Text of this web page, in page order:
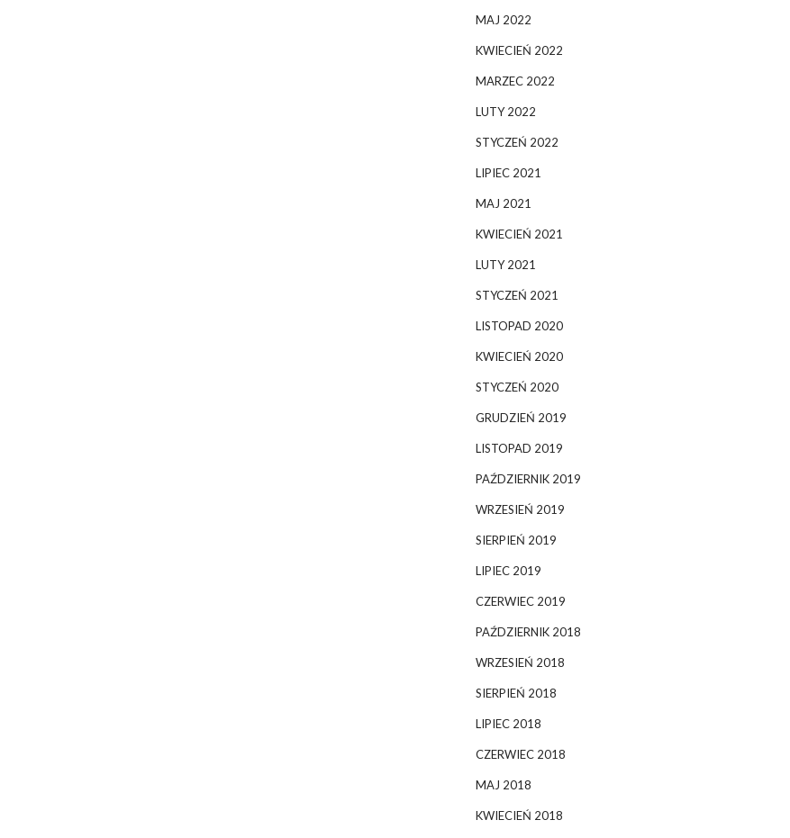
MAJ 2022
KWIECIEŃ 2022
MARZEC 2022
LUTY 2022
STYCZEŃ 2022
LIPIEC 2021
MAJ 2021
KWIECIEŃ 2021
LUTY 2021
STYCZEŃ 2021
LISTOPAD 2020
KWIECIEŃ 2020
STYCZEŃ 2020
GRUDZIEŃ 2019
LISTOPAD 2019
PAŹDZIERNIK 2019
WRZESIEŃ 2019
SIERPIEŃ 2019
LIPIEC 2019
CZERWIEC 2019
PAŹDZIERNIK 2018
WRZESIEŃ 2018
SIERPIEŃ 2018
LIPIEC 2018
CZERWIEC 2018
MAJ 2018
KWIECIEŃ 2018